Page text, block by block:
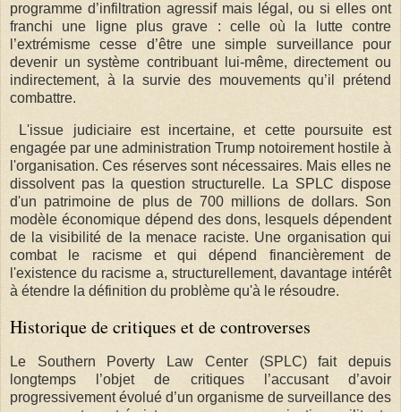
programme d’infiltration agressif mais légal, ou si elles ont
franchi une ligne plus grave : celle où la lutte contre
l’extrémisme cesse d’être une simple surveillance pour
devenir un système contribuant lui-même, directement ou
indirectement, à la survie des mouvements qu’il prétend
combattre.
L'issue judiciaire est incertaine, et cette poursuite est
engagée par une administration Trump notoirement hostile à
l'organisation. Ces réserves sont nécessaires. Mais elles ne
dissolvent pas la question structurelle. La SPLC dispose
d'un patrimoine de plus de 700 millions de dollars. Son
modèle économique dépend des dons, lesquels dépendent
de la visibilité de la menace raciste. Une organisation qui
combat le racisme et qui dépend financièrement de
l'existence du racisme a, structurellement, davantage intérêt
à étendre la définition du problème qu'à le résoudre.
Historique de critiques et de controverses
Le Southern Poverty Law Center (SPLC) fait depuis
longtemps l’objet de critiques l’accusant d’avoir
progressivement évolué d’un organisme de surveillance des